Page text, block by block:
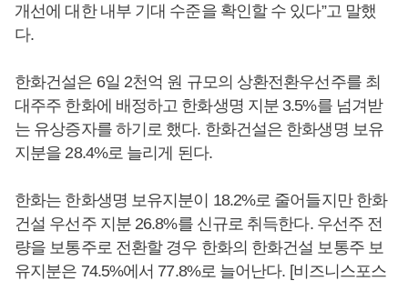
개선에 대한 내부 기대 수준을 확인할 수 있다”고 말했
다.
한화건설은 6일 2천억 원 규모의 상환전환우선주를 최
대주주 한화에 배정하고 한화생명 지분 3.5%를 넘겨받
는 유상증자를 하기로 했다. 한화건설은 한화생명 보유
지분을 28.4%로 늘리게 된다.
한화는 한화생명 보유지분이 18.2%로 줄어들지만 한화
건설 우선주 지분 26.8%를 신규로 취득한다. 우선주 전
량을 보통주로 전환할 경우 한화의 한화건설 보통주 보
유지분은 74.5%에서 77.8%로 늘어난다. [비즈니스포스